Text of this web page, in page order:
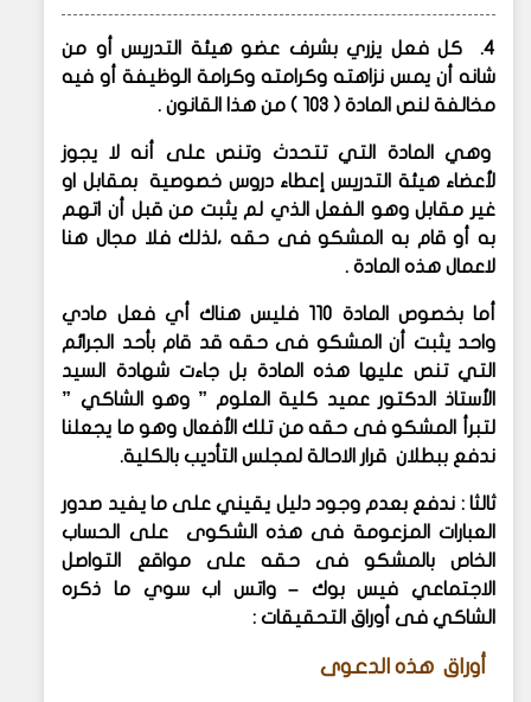
4. كل فعل يزري بشرف عضو هيئة التدريس أو من
شانه أن يمس نزاهته وكرامته وكرامة الوظيفة أو فيه
مخالفة لنص المادة ( 103 ) من هذا القانون .
وهي المادة التي تتحدث وتنص على أنه لا يجوز
لأعضاء هيئة التدريس إعطاء دروس خصوصية بمقابل او
غير مقابل وهو الفعل الذي لم يثبت من قبل أن اتهم
به أو قام به المشكو فى حقه ،لذلك فلا مجال هنا
لاعمال هذه المادة .
أما بخصوص المادة 110 فليس هناك أي فعل مادي
واحد يثبت أن المشكو فى حقه قد قام بأحد الجرائم
التي تنص عليها هذه المادة بل جاءت شهادة السيد
الأستاذ الدكتور عميد كلية العلوم ” وهو الشاكي ”
لتبرأ المشكو فى حقه من تلك الأفعال وهو ما يجعلنا
ندفع ببطلان قرار الاحالة لمجلس التأديب بالكلية.
ثالثا : ندفع بعدم وجود دليل يقيني على ما يفيد صدور
العبارات المزعومة فى هذه الشكوى على الحساب
الخاص بالمشكو فى حقه على مواقع التواصل
الاجتماعي فيس بوك – واتس اب سوي ما ذكره
الشاكي فى أوراق التحقيقات :
أوراق هذه الدعوى